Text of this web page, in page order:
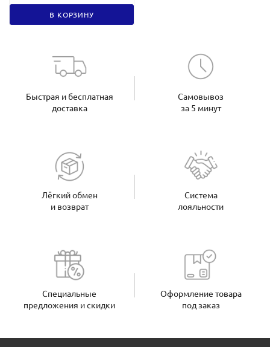
В КОРЗИНУ
Быстрая и бесплатная
доставка
Самовывоз
за 5 минут
Лёгкий обмен
и возврат
Система
лояльности
Специальные
предложения и скидки
Оформление товара
под заказ